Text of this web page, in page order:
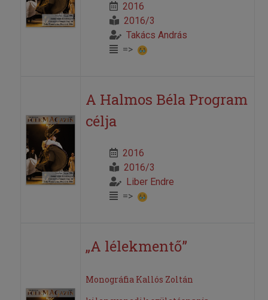
2016
2016/3
Takács András
=>
A Halmos Béla Program
célja
2016
2016/3
Liber Endre
=>
„A lélekmentő”
Monográfia Kallós Zoltán